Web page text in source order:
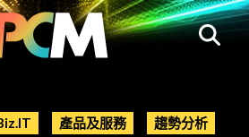
產品及服務
趨勢分析